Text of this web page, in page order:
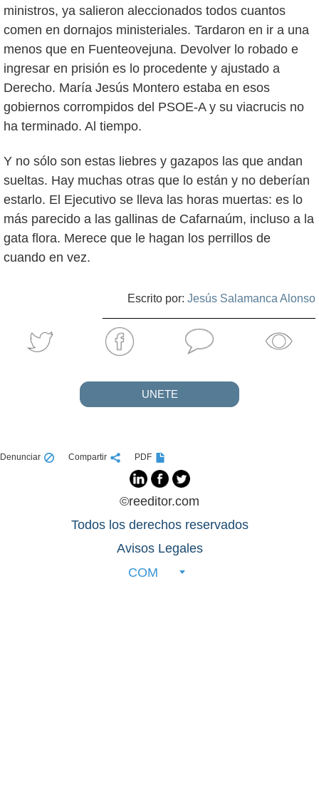
ministros, ya salieron aleccionados todos cuantos
comen en dornajos ministeriales. Tardaron en ir a una
menos que en Fuenteovejuna. Devolver lo robado e
ingresar en prisión es lo procedente y ajustado a
Derecho. María Jesús Montero estaba en esos
gobiernos corrompidos del PSOE-A y su viacrucis no
ha terminado. Al tiempo.
Y no sólo son estas liebres y gazapos las que andan
sueltas. Hay muchas otras que lo están y no deberían
estarlo. El Ejecutivo se lleva las horas muertas: es lo
más parecido a las gallinas de Cafarnaúm, incluso a la
gata flora. Merece que le hagan los perrillos de
cuando en vez.
Escrito por: Jesús Salamanca Alonso
UNETE
Denunciar Compartir PDF
©reeditor.com
Todos los derechos reservados
Avisos Legales